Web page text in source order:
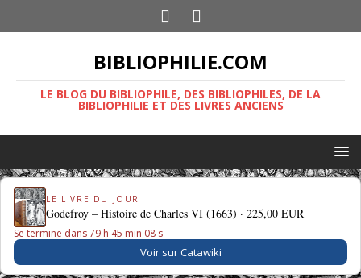
BIBLIOPHILIE.COM
LE BLOG DU BIBLIOPHILE, DES BIBLIOPHILES, DE LA
BIBLIOPHILIE ET DES LIVRES ANCIENS
LE LIVRE DU JOUR
Godefroy – Histoire de Charles VI (1663) ·225,00 EUR
Se termine dans 79 h 45 min 07 s
Voir sur Catawiki